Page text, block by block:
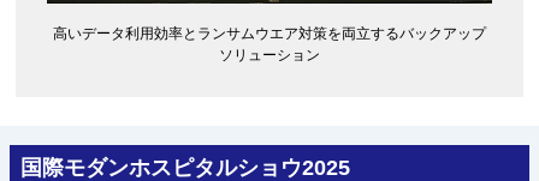
高いデータ利用効率とランサムウエア対策を両立するバックアップ
ソリューション
国際モダンホスピタルショウ2025